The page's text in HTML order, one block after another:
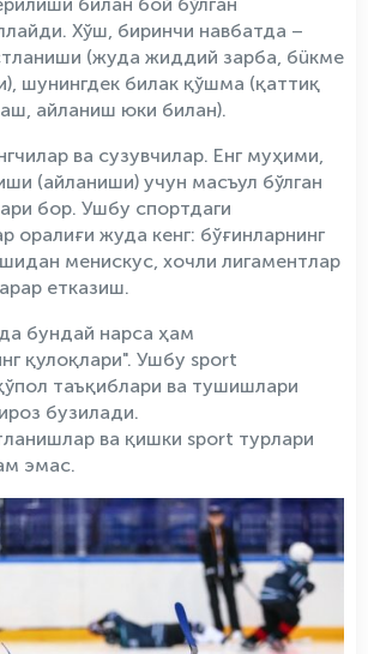
Хўш, биринчи навбатда –
(жуда жиддий зарба, бüкме
шунингдек билак қўшма (қаттиқ
айланиш юки билан).
ва сузувчилар. Енг муҳими,
(айланиши) учун масъул бўлган
бор. Ушбу спортдаги
оралиғи жуда кенг: бўғинларнинг
менискус, хочли лигаментлар
етказиш.
бундай нарса ҳам
қулоқлари". Ушбу sport
таъқиблари ва тушишлари
бузилади.
ва қишки sport турлари
эмас.